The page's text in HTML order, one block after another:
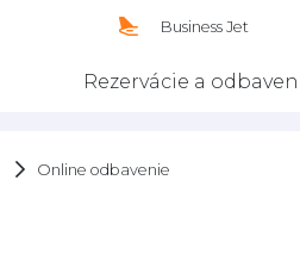
Business Jet
Rezervácie a
Online odbavenie